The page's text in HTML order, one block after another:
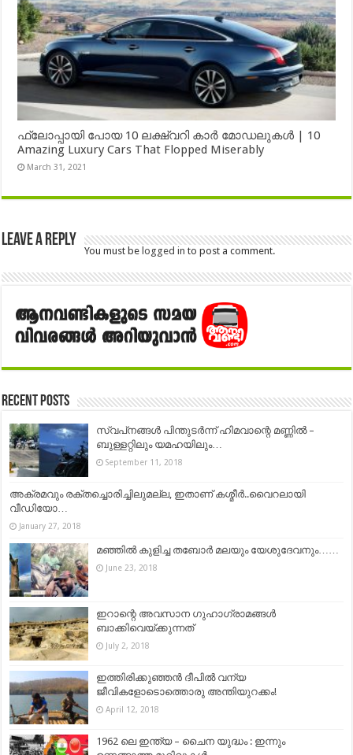
ഫ്ലോപ്പായി പോയ 10 ലക്ഷ്വറി കാർ മോഡലുകൾ | 10
Amazing Luxury Cars That Flopped Miserably
March 31, 2021
Leave a Reply
You must be logged in to post a comment.
Recent Posts
സ്വപ്‌നങ്ങൾ പിന്തുടർന്ന് ഹിമവാന്റെ മണ്ണിൽ –
ബുള്ളറ്റിലും യമഹയിലും…
September 11, 2018
അക്രമവും രക്തച്ചൊരിച്ചിലുമല്ല, ഇതാണ് കശ്മീര്‍..വൈറലായി
വീഡിയോ…
January 27, 2018
മഞ്ഞിൽ കുളിച്ച തബോർ മലയും യേശുദേവനും……
June 23, 2018
ഇറാന്റെ അവസാന ഗുഹാഗ്രാമങ്ങള്‍
ബാക്കിവെയ്ക്കുന്നത്
July 2, 2018
ഇത്തിരിക്കുഞ്ഞൻ ദീപിൽ വന്യ
ജീവികളോടൊത്തൊരു അന്തിയുറക്കം!
April 12, 2018
1962 ലെ ഇന്ത്യ – ചൈന യുദ്ധം : ഇന്നും